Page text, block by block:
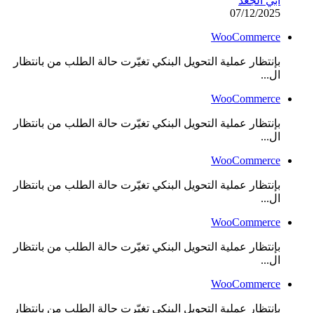
07/12/2025
WooCommerce
بإنتظار عملية التحويل البنكي تغيّرت حالة الطلب من بانتظار
ال...
WooCommerce
بإنتظار عملية التحويل البنكي تغيّرت حالة الطلب من بانتظار
ال...
WooCommerce
بإنتظار عملية التحويل البنكي تغيّرت حالة الطلب من بانتظار
ال...
WooCommerce
بإنتظار عملية التحويل البنكي تغيّرت حالة الطلب من بانتظار
ال...
WooCommerce
بإنتظار عملية التحويل البنكي تغيّرت حالة الطلب من بانتظار